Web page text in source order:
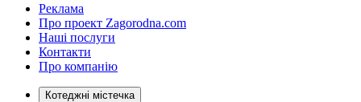
Реклама
Про проект Zagorodna.com
Наші послуги
Контакти
Про компанію
Котеджні містечка